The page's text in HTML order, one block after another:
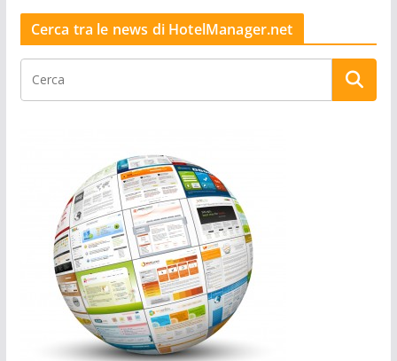
Cerca tra le news di HotelManager.net